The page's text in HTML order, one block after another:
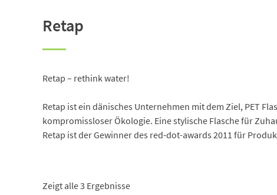
Retap
Retap – rethink water!
Retap ist ein dänisches Unternehmen mit dem Ziel, PET
kompromissloser Ökologie. Eine stylische Flasche für
Retap ist der Gewinner des red-dot-awards 2011 für
Zeigt alle 3 Ergebnisse